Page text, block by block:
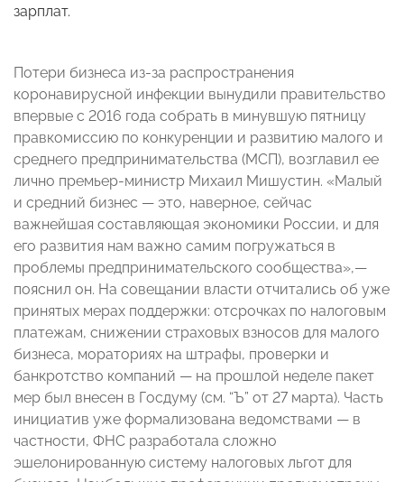
зарплат.
Потери бизнеса из-за распространения
коронавирусной инфекции вынудили правительство
впервые с 2016 года собрать в минувшую пятницу
правкомиссию по конкуренции и развитию малого и
среднего предпринимательства (МСП), возглавил ее
лично премьер-министр Михаил Мишустин. «Малый
и средний бизнес — это, наверное, сейчас
важнейшая составляющая экономики России, и для
его развития нам важно самим погружаться в
проблемы предпринимательского сообщества»,—
пояснил он. На совещании власти отчитались об уже
принятых мерах поддержки: отсрочках по налоговым
платежам, снижении страховых взносов для малого
бизнеса, мораториях на штрафы, проверки и
банкротство компаний — на прошлой неделе пакет
мер был внесен в Госдуму (см. “Ъ” от 27 марта). Часть
инициатив уже формализована ведомствами — в
частности, ФНС разработала сложно
эшелонированную систему налоговых льгот для